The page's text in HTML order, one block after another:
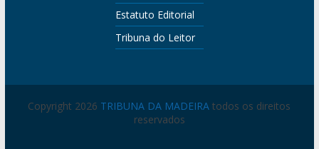
Estatuto Editorial
Tribuna do Leitor
Copyright 2026 TRIBUNA DA MADEIRA todos os direitos
reservados